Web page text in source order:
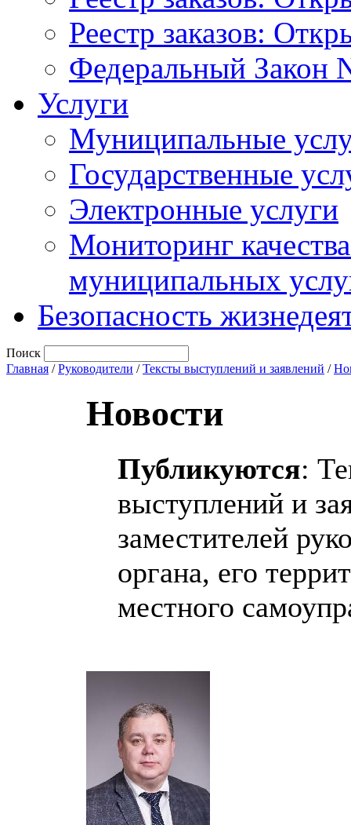
Реестр заказов:
Федеральный Закон
Услуги
Муниципальные
Государственные
Электронные услуги
Мониторинг
муниципальных
Безопасность
Поиск
Главная /Руководители /Тексты выступлений и заявлений /
Новости
Публикуются:
выступлений и
заместителей
органа, его
местного